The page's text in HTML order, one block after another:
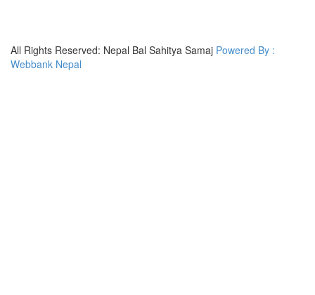
All Rights Reserved: Nepal Bal Sahitya Samaj Powered By :
Webbank Nepal